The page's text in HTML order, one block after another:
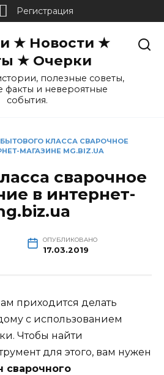
★ Новости ★
★ Очерки
полезные советы,
факты и невероятные
события.
БЫТОВОГО КЛАССА СВАРОЧНОЕ
МАГАЗИНЕ MG.BIZ.UA
сварочное
в интернет-
ОПУБЛИКОВАНО
17.03.2019
приходится делать
с использованием
Чтобы найти
для этого, вам нужен
сварочного
Регистрация